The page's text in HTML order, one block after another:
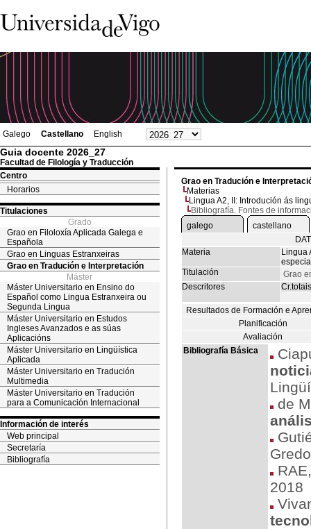
Galego Castellano English
Guia docente 2026_27
Facultad de Filología y Traducción
Centro
Horarios
Titulaciones
Grado
Grao en Filoloxía Aplicada Galega e
Española
Grao en Linguas Estranxeiras
Grao en Tradución e Interpretación
Máster
Máster Universitario en Ensino do
Español como Lingua Estranxeira ou
Segunda Lingua
Máster Universitario en Estudos
Ingleses Avanzados e as súas
Aplicacións
Máster Universitario en Lingüística
Aplicada
Máster Universitario en Tradución
Multimedia
Máster Universitario en Tradución
para a Comunicación Internacional
Información de interés
Web principal
Secretaría
Bibliografía
Grao en Tradución e
Materias
Lingua A2, II: Introdución ás
Bibliografía. Fontes de
galego
castellano
Materia
Lingua
Titulación
Grao
Descritores
Cr.totais
Resultados de Formación e
Planificación
Avaliación
Bibliografía Básica
de
2018